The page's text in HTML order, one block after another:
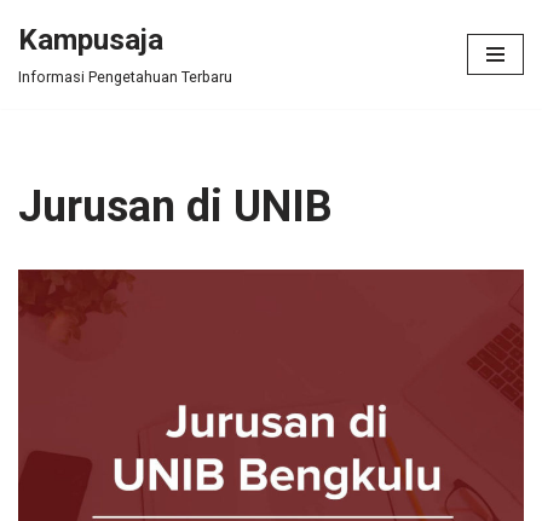
Skip
Kampusaja
Informasi Pengetahuan Terbaru
Jurusan di UNIB